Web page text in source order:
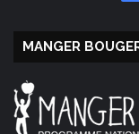
MANGER